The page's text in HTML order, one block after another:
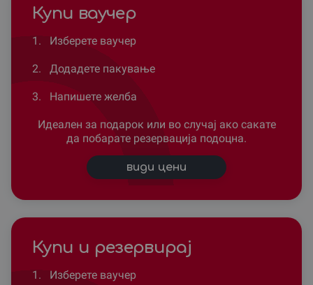
Купи ваучер
1. Изберете ваучер
2. Додадете пакување
3. Напишете желба
Идеален за подарок или во случај ако сакате
да побарате резервација подоцна.
види цени
Купи и резервирај
1. Изберете ваучер